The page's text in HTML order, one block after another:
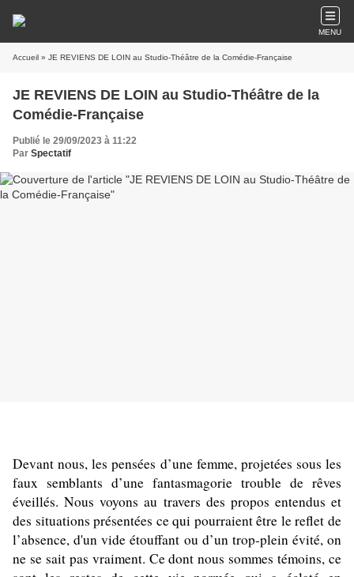
MENU
Accueil » JE REVIENS DE LOIN au Studio-Théâtre de la Comédie-Française
JE REVIENS DE LOIN au Studio-Théâtre de la
Comédie-Française
Publié le 29/09/2023 à 11:22
Par Spectatif
Devant nous, les pensées d’une femme, projetées sous les
faux semblants d’une fantasmagorie trouble de rêves
éveillés. Nous voyons au travers des propos entendus et
des situations présentées ce qui pourraient être le reflet de
l’absence, d'un vide étouffant ou d’un trop-plein évité, on
ne se sait pas vraiment. Ce dont nous sommes témoins, ce